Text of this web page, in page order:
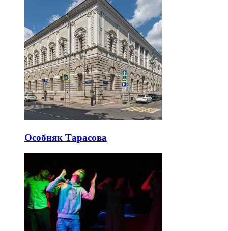
Особняк Тарасова